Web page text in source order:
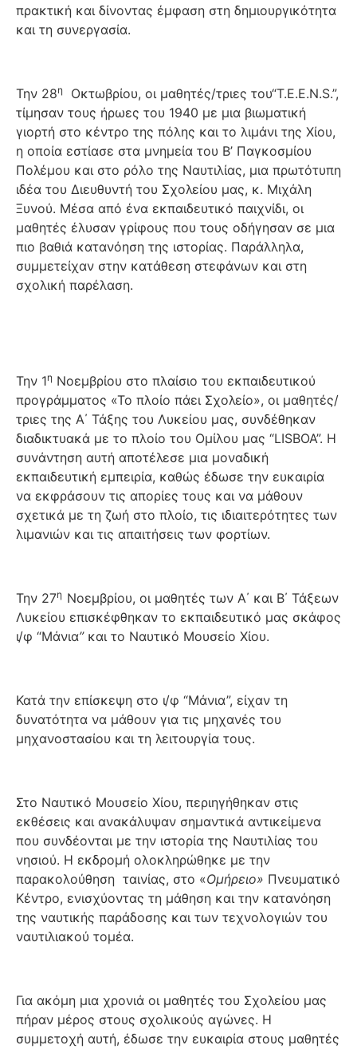
πρακτική και δίνοντας έμφαση στη δημιουργικότητα
και τη συνεργασία.
Την 28η
Οκτωβρίου, οι μαθητές/τριες του“T.E.E.N.S.”,
τίμησαν τους ήρωες του 1940 με μια βιωματική
γιορτή στο κέντρο της πόλης και το λιμάνι της Χίου,
η οποία εστίασε στα μνημεία του Β’ Παγκοσμίου
Πολέμου και στο ρόλο της Ναυτιλίας, μια πρωτότυπη
ιδέα του Διευθυντή του Σχολείου μας, κ. Μιχάλη
Ξυνού. Μέσα από ένα εκπαιδευτικό παιχνίδι, οι
μαθητές έλυσαν γρίφους που τους οδήγησαν σε μια
πιο βαθιά κατανόηση της ιστορίας. Παράλληλα,
συμμετείχαν στην κατάθεση στεφάνων και στη
σχολική παρέλαση.
Την 1η Νοεμβρίου στο πλαίσιο του εκπαιδευτικού
προγράμματος «Το πλοίο πάει Σχολείο», οι μαθητές/
τριες της Α΄ Τάξης του Λυκείου μας, συνδέθηκαν
διαδικτυακά με το πλοίο του Ομίλου μας “LISBOA”. Η
συνάντηση αυτή αποτέλεσε μια μοναδική
εκπαιδευτική εμπειρία, καθώς έδωσε την ευκαιρία
να εκφράσουν τις απορίες τους και να μάθουν
σχετικά με τη ζωή στο πλοίο, τις ιδιαιτερότητες των
λιμανιών και τις απαιτήσεις των φορτίων.
Την 27η Νοεμβρίου, οι μαθητές των Α΄ και Β΄ Τάξεων
Λυκείου επισκέφθηκαν το εκπαιδευτικό μας σκάφος
ι/φ “Μάνια”και το Ναυτικό Μουσείο Χίου.
Κατά την επίσκεψη στο ι/φ “Μάνια”, είχαν τη
δυνατότητα να μάθουν για τις μηχανές του
μηχανοστασίου και τη λειτουργία τους.
Στο Ναυτικό Μουσείο Χίου, περιηγήθηκαν στις
εκθέσεις και ανακάλυψαν σημαντικά αντικείμενα
που συνδέονται με την ιστορία της Ναυτιλίας του
νησιού. Η εκδρομή ολοκληρώθηκε με την
παρακολούθηση ταινίας, στο «Ομήρειο» Πνευματικό
Κέντρο, ενισχύοντας τη μάθηση και την κατανόηση
της ναυτικής παράδοσης και των τεχνολογιών του
ναυτιλιακού τομέα.
Για ακόμη μια χρονιά οι μαθητές του Σχολείου μας
πήραν μέρος στους σχολικούς αγώνες. Η
συμμετοχή αυτή, έδωσε την ευκαιρία στους μαθητές